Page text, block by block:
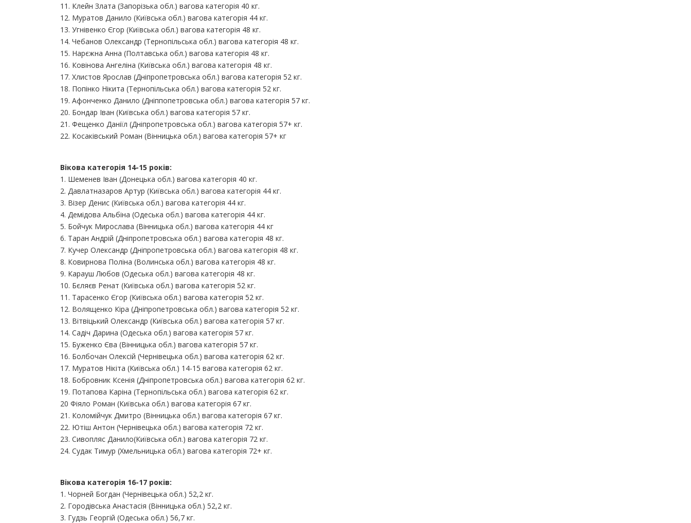
11. Клейн Злата (Запорізька обл.) вагова категорія 40 кг.
12. Муратов Данило (Київська обл.) вагова категорія 44 кг.
13. Угнівенко Єгор (Київська обл.) вагова категорія 48 кг.
14. Чебанов Олександр (Тернопільська обл.) вагова категорія 48 кг.
15. Нарєжна Анна (Полтавська обл.) вагова категорія 48 кг.
16. Ковінова Ангеліна (Київська обл.) вагова категорія 48 кг.
17. Хлистов Ярослав (Дніпропетровська обл.) вагова категорія 52 кг.
18. Попінко Нікита (Тернопільська обл.) вагова категорія 52 кг.
19. Афонченко Данило (Дніппопетровська обл.) вагова категорія 57 кг.
20. Бондар Іван (Київська обл.) вагова категорія 57 кг.
21. Фещенко Даніїл (Дніпропетровська обл.) вагова категорія 57+ кг.
22. Косаківський Роман (Вінницька обл.) вагова категорія 57+ кг
Вікова категорія 14-15 років:
1. Шеменев Іван (Донецька обл.) вагова категорія 40 кг.
2. Давлатназаров Артур (Київська обл.) вагова категорія 44 кг.
3. Візер Денис (Київська обл.) вагова категорія 44 кг.
4. Демідова Альбіна (Одеська обл.) вагова категорія 44 кг.
5. Бойчук Мирослава (Вінницька обл.) вагова категорія 44 кг
6. Таран Андрій (Дніпропетровська обл.) вагова категорія 48 кг.
7. Кучер Олександр (Дніпропетровська обл.) вагова категорія 48 кг.
8. Ковирнова Поліна (Волинська обл.) вагова категорія 48 кг.
9. Карауш Любов (Одеська обл.) вагова категорія 48 кг.
10. Бєляєв Ренат (Київська обл.) вагова категорія 52 кг.
11. Тарасенко Єгор (Київська обл.) вагова категорія 52 кг.
12. Волященко Кіра (Дніпропетровська обл.) вагова категорія 52 кг.
13. Вітвіцький Олександр (Київська обл.) вагова категорія 57 кг.
14. Садіч Дарина (Одеська обл.) вагова категорія 57 кг.
15. Буженко Єва (Вінницька обл.) вагова категорія 57 кг.
16. Болбочан Олексій (Чернівецька обл.) вагова категорія 62 кг.
17. Муратов Нікіта (Київська обл.) 14-15 вагова категорія 62 кг.
18. Бобровник Ксенія (Дніпропетровська обл.) вагова категорія 62 кг.
19. Потапова Каріна (Тернопільська обл.) вагова категорія 62 кг.
20 Фіяло Роман (Київська обл.) вагова категорія 67 кг.
21. Коломійчук Дмитро (Вінницька обл.) вагова категорія 67 кг.
22. Ютіш Антон (Чернівецька обл.) вагова категорія 72 кг.
23. Сивопляс Данило(Київська обл.) вагова категорія 72 кг.
24. Судак Тимур (Хмельницька обл.) вагова категорія 72+ кг.
Вікова категорія 16-17 років:
1. Чорней Богдан (Чернівецька обл.) 52,2 кг.
2. Городівська Анастасія (Вінницька обл.) 52,2 кг.
3. Гудзь Георгій (Одеська обл.) 56,7 кг.